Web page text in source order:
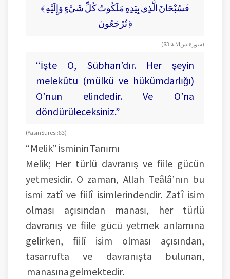
﴾ فَسُبْحَانَ الَّذِي بِيَدِهِ مَلَكُوتُ كُلِّ شَيْءٍ وَإِلَيْهِ
تُرْجَعُونَ ﴿
(سورة يس الاية: 83)
“İşte O, Sübhan’dır. Her şeyin
melekûtu (mülkü ve hükümdarlığı)
O’nun elindedir. Ve O’na
döndürüleceksiniz.”
(Yasin Suresi: 83)
“Melik” İsminin Tanımı
Melik; Her türlü davranış ve fiile gücün
yetmesidir. O zaman, Allah Teâlâ’nın bu
ismi zatî ve fiilî isimlerindendir. Zatî isim
olması açısından manası, her türlü
davranış ve fiile gücü yetmek anlamına
gelirken, fiilî isim olması açısından,
tasarrufta ve davranışta bulunan,
manasına gelmektedir.